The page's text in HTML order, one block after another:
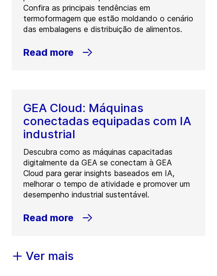
Confira as principais tendências em
termoformagem que estão moldando o cenário
das embalagens e distribuição de alimentos.
Read more
GEA Cloud: Máquinas
conectadas equipadas com IA
industrial
Descubra como as máquinas capacitadas
digitalmente da GEA se conectam à GEA
Cloud para gerar insights baseados em IA,
melhorar o tempo de atividade e promover um
desempenho industrial sustentável.
Read more
Ver mais